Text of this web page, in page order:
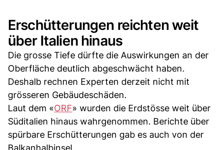
Erschütterungen reichten weit
über Italien hinaus
Die grosse Tiefe dürfte die Auswirkungen an der
Oberfläche deutlich abgeschwächt haben.
Deshalb rechnen Experten derzeit nicht mit
grösseren Gebäudeschäden.
Laut dem «ORF» wurden die Erdstösse weit über
Süditalien hinaus wahrgenommen. Berichte über
spürbare Erschütterungen gab es auch von der
Balkanhalbinsel.